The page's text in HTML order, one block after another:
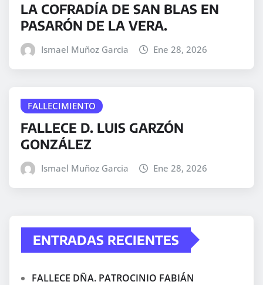
LA COFRADÍA DE SAN BLAS EN
PASARÓN DE LA VERA.
Ismael Muñoz Garcia Ene 28, 2026
FALLECIMIENTO
FALLECE D. LUIS GARZÓN
GONZÁLEZ
Ismael Muñoz Garcia Ene 28, 2026
ENTRADAS RECIENTES
FALLECE DÑA. PATROCINIO FABIÁN